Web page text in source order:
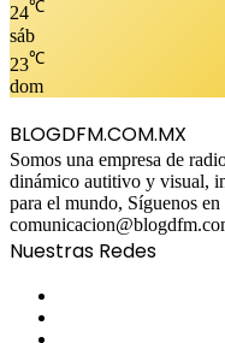
24℃
sáb
23℃
dom
BLOGDFM.COM.MX
Somos una empresa de
dinámico autitivo y visual,
para el mundo, Síguenos en
Nuestras Redes